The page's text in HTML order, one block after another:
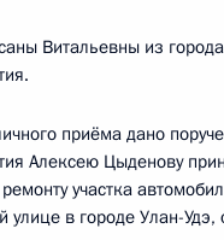
Витальевны из
приёма дано
Алексею Цыденову
участка
улице в городе Улан-Удэ,